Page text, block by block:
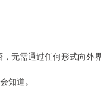
无需通过任何形式向外
知道。